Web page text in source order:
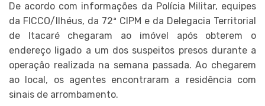
De acordo com informações da Polícia Militar, equipes
da FICCO/Ilhéus, da 72ª CIPM e da Delegacia Territorial
de Itacaré chegaram ao imóvel após obterem o
endereço ligado a um dos suspeitos presos durante a
operação realizada na semana passada. Ao chegarem
ao local, os agentes encontraram a residência com
sinais de arrombamento.